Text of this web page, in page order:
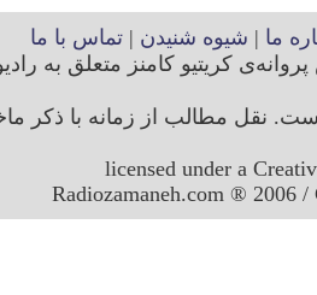
ما | شیوه شنیدن |تماس با ما
کریتیو کامنز متعلق به
نقل مطالب از زمانه با ذکر
licensed under a